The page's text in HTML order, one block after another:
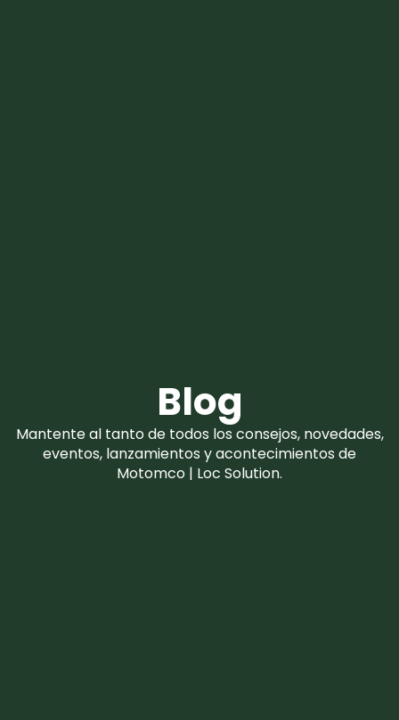
Blog
Mantente al tanto de todos los consejos, novedades,
eventos, lanzamientos y acontecimientos de
Motomco | Loc Solution.